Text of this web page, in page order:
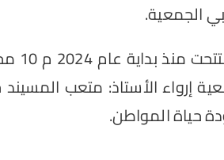
الجمعية.
إرواء الأستاذ: متعب
حياة المواطن.